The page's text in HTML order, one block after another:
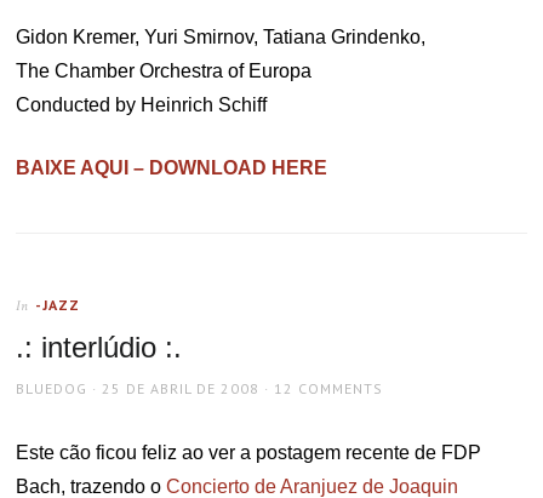
Gidon Kremer, Yuri Smirnov, Tatiana Grindenko,
The Chamber Orchestra of Europa
Conducted by Heinrich Schiff
BAIXE AQUI – DOWNLOAD HERE
In -JAZZ
.: interlúdio :.
AUTHOR
BLUEDOG
POSTED
25 DE ABRIL DE 2008 12 COMMENTS
Este cão ficou feliz ao ver a postagem recente de FDP
Bach, trazendo oConcierto de Aranjuez de Joaquin